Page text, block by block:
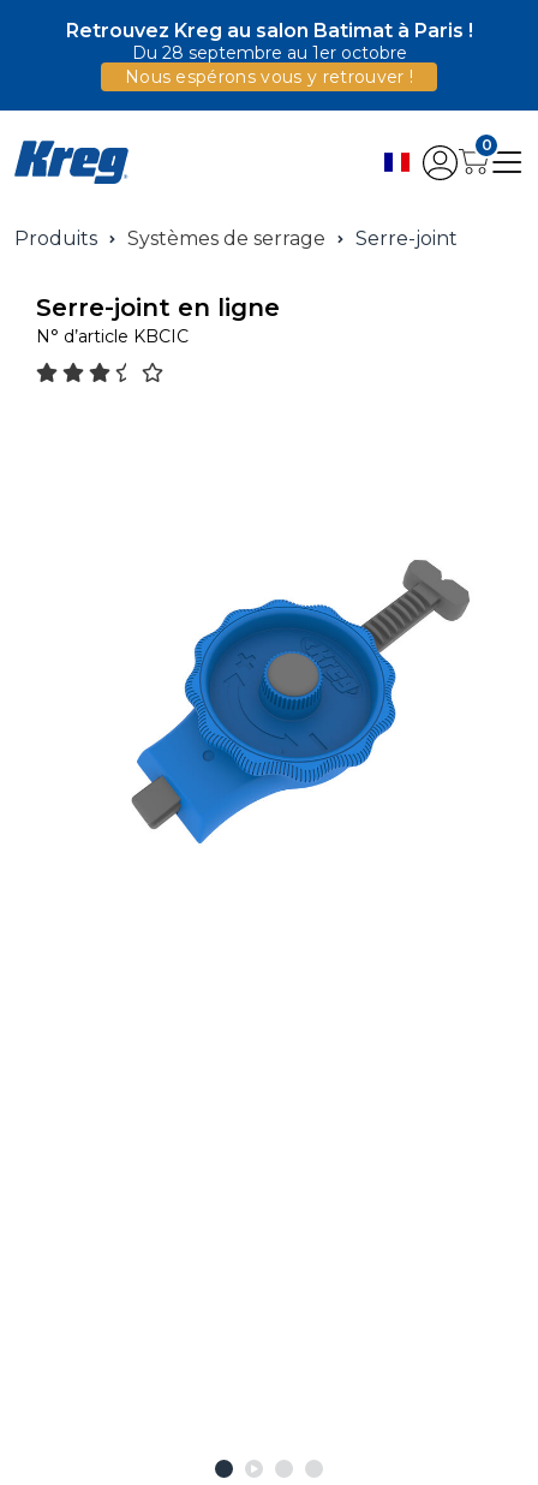
Retrouvez Kreg au salon Batimat à Paris !
Du 28 septembre au 1er octobre
Nous espérons vous y retrouver !
0
Produits Systèmes de serrage Serre-joint
Serre-joint en ligne
N° d’article KBCIC